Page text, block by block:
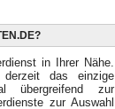
in Ihrer Nähe.
derzeit das einzige
übergreifend zur
zur Auswahl